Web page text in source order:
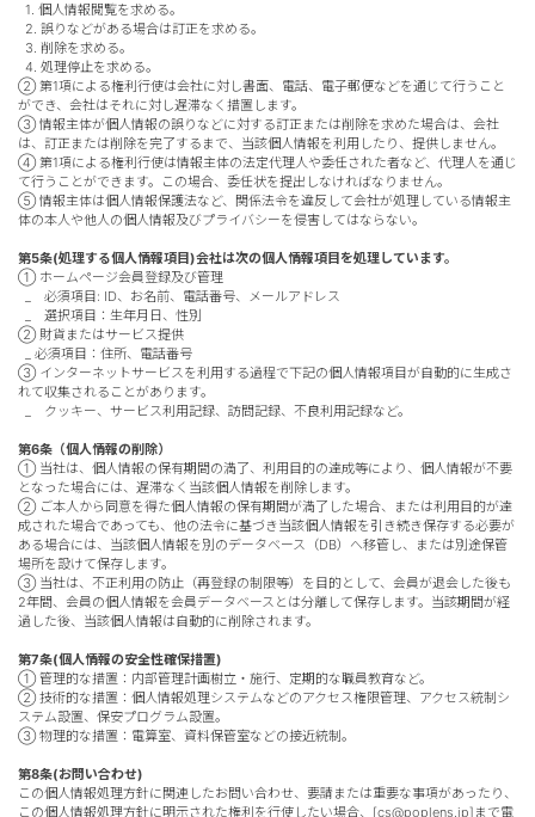
1. 個人情報閲覧を求める。
2. 誤りなどがある場合は訂正を求める。
3. 削除を求める。
4. 処理停止を求める。
② 第1項による権利行使は会社に対し書面、電話、電子郵便などを通じて行うこと
ができ、会社はそれに対し遅滞なく措置します。
③ 情報主体が個人情報の誤りなどに対する訂正または削除を求めた場合は、会社
は、訂正または削除を完了するまで、当該個人情報を利用したり、提供しません。
④ 第1項による権利行使は情報主体の法定代理人や委任された者など、代理人を通じ
て行うことができます。この場合、委任状を提出しなければなりません。
⑤ 情報主体は個人情報保護法など、関係法令を違反して会社が処理している情報主
体の本人や他人の個人情報及びプライバシーを侵害してはならない。
第5条(処理する個人情報項目)会社は次の個人情報項目を処理しています。
① ホームページ会員登録及び管理
_ 必須項目: ID、お名前、電話番号、メールアドレス
_ 選択項目：生年月日、性別
② 財貨またはサービス提供
_ 必須項目：住所、電話番号
③ インターネットサービスを利用する過程で下記の個人情報項目が自動的に生成さ
れて収集されることがあります。
_ クッキー、サービス利用記録、訪問記録、不良利用記録など。
第6条（個人情報の削除）
① 当社は、個人情報の保有期間の満了、利用目的の達成等により、個人情報が不要
となった場合には、遅滞なく当該個人情報を削除します。
② ご本人から同意を得た個人情報の保有期間が満了した場合、または利用目的が達
成された場合であっても、他の法令に基づき当該個人情報を引き続き保存する必要が
ある場合には、当該個人情報を別のデータベース（DB）へ移管し、または別途保管
場所を設けて保存します。
③ 当社は、不正利用の防止（再登録の制限等）を目的として、会員が退会した後も
2年間、会員の個人情報を会員データベースとは分離して保存します。当該期間が経
過した後、当該個人情報は自動的に削除されます。
第7条(個人情報の安全性確保措置)
① 管理的な措置：内部管理計画樹立・施行、定期的な職員教育など。
② 技術的な措置：個人情報処理システムなどのアクセス権限管理、アクセス統制シ
ステム設置、保安プログラム設置。
③ 物理的な措置：電算室、資料保管室などの接近統制。
第8条(お問い合わせ)
この個人情報処理方針に関連したお問い合わせ、要請または重要な事項があったり、
この個人情報処理方針に明示された権利を行使したい場合、[cs@poplens.jp]まで電